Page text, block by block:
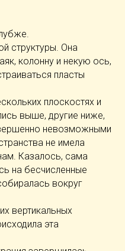
структуры. Она
колонну и некую ось,
пласты
плоскостях и
выше, другие ниже,
невозможными
не имела
Казалось, сама
на бесчисленные
вокруг
вертикальных
эта